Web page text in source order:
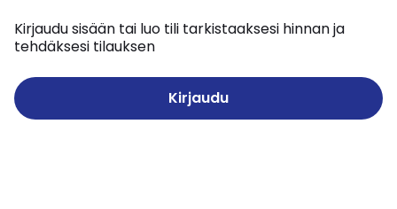
Kirjaudu sisään tai luo tili tarkistaaksesi hinnan ja
tehdäksesi tilauksen
Kirjaudu